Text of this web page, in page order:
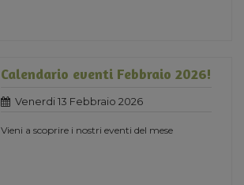
Calendario eventi Febbraio 2026!
Venerdi 13 Febbraio 2026
Vieni a scoprire i nostri eventi del mese